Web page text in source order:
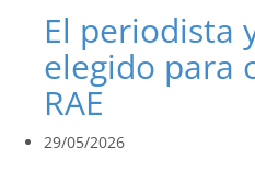
El periodista
elegido para
RAE
29/05/2026